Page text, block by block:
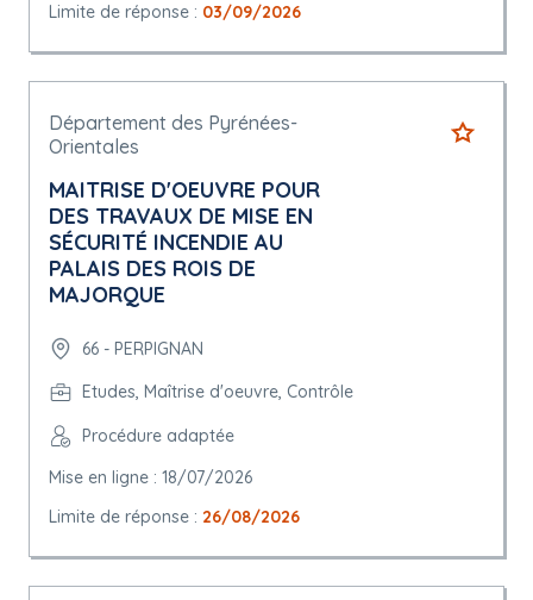
Limite de réponse : 03/09/2026
Département des Pyrénées-
Orientales
MAITRISE D'OEUVRE POUR
DES TRAVAUX DE MISE EN
SÉCURITÉ INCENDIE AU
PALAIS DES ROIS DE
MAJORQUE
66 - PERPIGNAN
Etudes, Maîtrise d'oeuvre, Contrôle
Procédure adaptée
Mise en ligne : 18/07/2026
Limite de réponse : 26/08/2026